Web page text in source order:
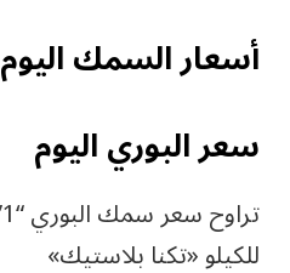
أسعار السمك اليوم
سعر البوري اليوم
للكيلو «تكنا بلاستيك»